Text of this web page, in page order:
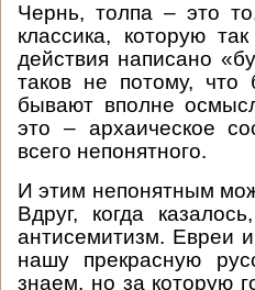
Чернь, толпа – это
классика, которую
действия написано
таков не потому,
бывают вполне
это – архаическое
всего непонятного.
И этим непонятным
Вдруг, когда
антисемитизм. Евреи
нашу прекрасную
знаем, но за которую